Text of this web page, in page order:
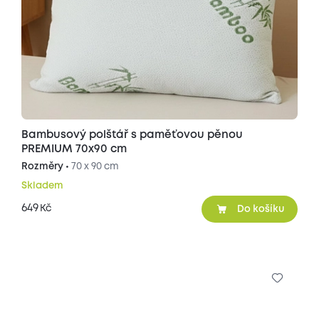
Bambusový polštář s paměťovou pěnou
PREMIUM 70x90 cm
Rozměry • 70 x 90 cm
Skladem
649 Kč Do košíku